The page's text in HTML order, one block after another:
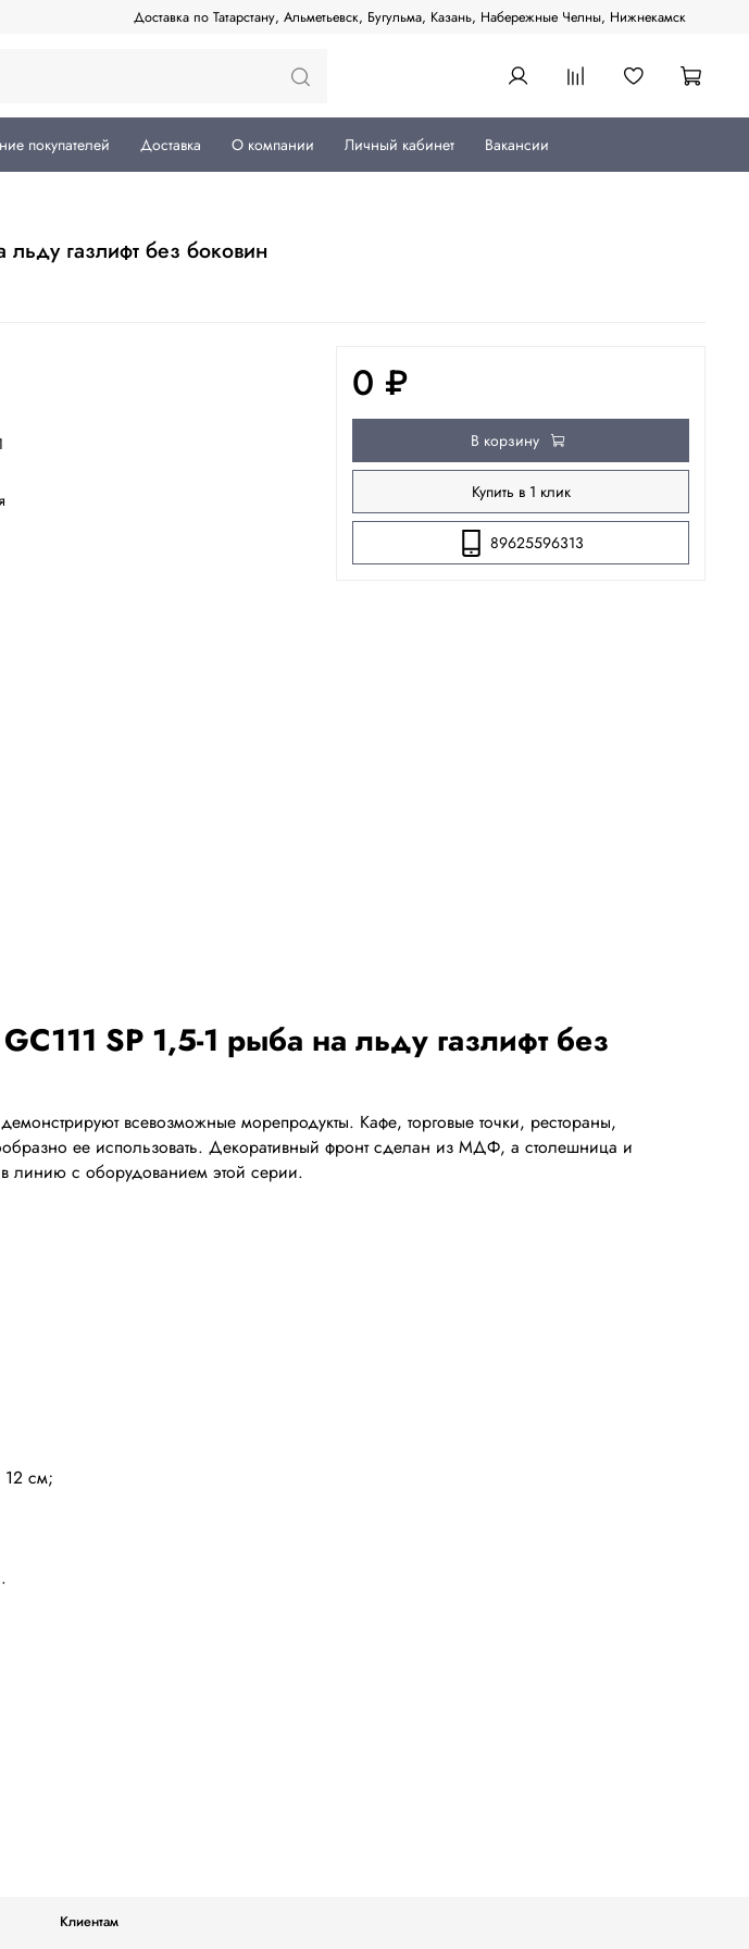
Доставка по Татарстану, Альметьевск, Бугульма, Казань, Набережные Челны, Нижнекамск
покупателей Доставка О компании Личный кабинет
Вакансии
газлифт без боковин
0 ₽
В корзину
Купить в 1 клик
89625596313
SP 1,5-1 рыба на льду газлифт без
всевозможные морепродукты. Кафе, торговые точки, рестораны,
ее использовать. Декоративный фронт сделан из МДФ, а столешница и
линию с оборудованием этой серии.
12 см;
Клиентам